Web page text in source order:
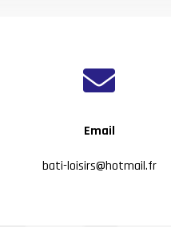

Email
bati-loisirs@hotmail.fr